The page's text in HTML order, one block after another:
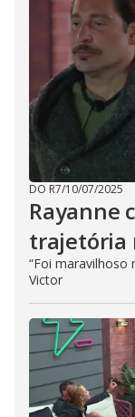
DO R7/10/07/2025
Rayanne
trajetória
“Foi maravilhoso
Victor